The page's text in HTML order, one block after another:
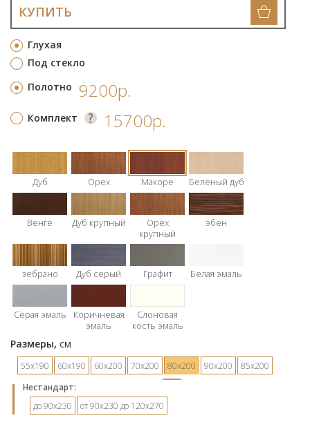
Глухая
Под стекло
КУПИТЬ
Полотно 9200р.
Комплект 15700р.
Дуб Орех Макоре Беленый дуб
Венге Дуб крупный
Орех
крупный
эбен
зебрано Дуб серый Графит Белая эмаль
Серая эмаль
Коричневая
эмаль
Слоновая
кость эмаль
Размеры, см
55х190 60х190 60х200 70х200 80х200 90х200
85х200
Hестандарт:
до 90х230
от 90х230 до 120х270